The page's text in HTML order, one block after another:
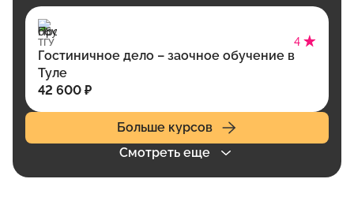
ТГУ 4
Гостиничное дело – заочное обучение в
Туле
42 600 ₽
Больше курсов
Смотреть еще